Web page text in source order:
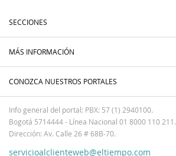
SECCIONES
MÁS INFORMACIÓN
CONOZCA NUESTROS PORTALES
Info general del portal: PBX: 57 (1) 2940100.
Bogotá 5714444 - Línea Nacional 01 8000 110 211.
Dirección: Av. Calle 26 # 68B-70.
servicioalclienteweb@eltiempo.com